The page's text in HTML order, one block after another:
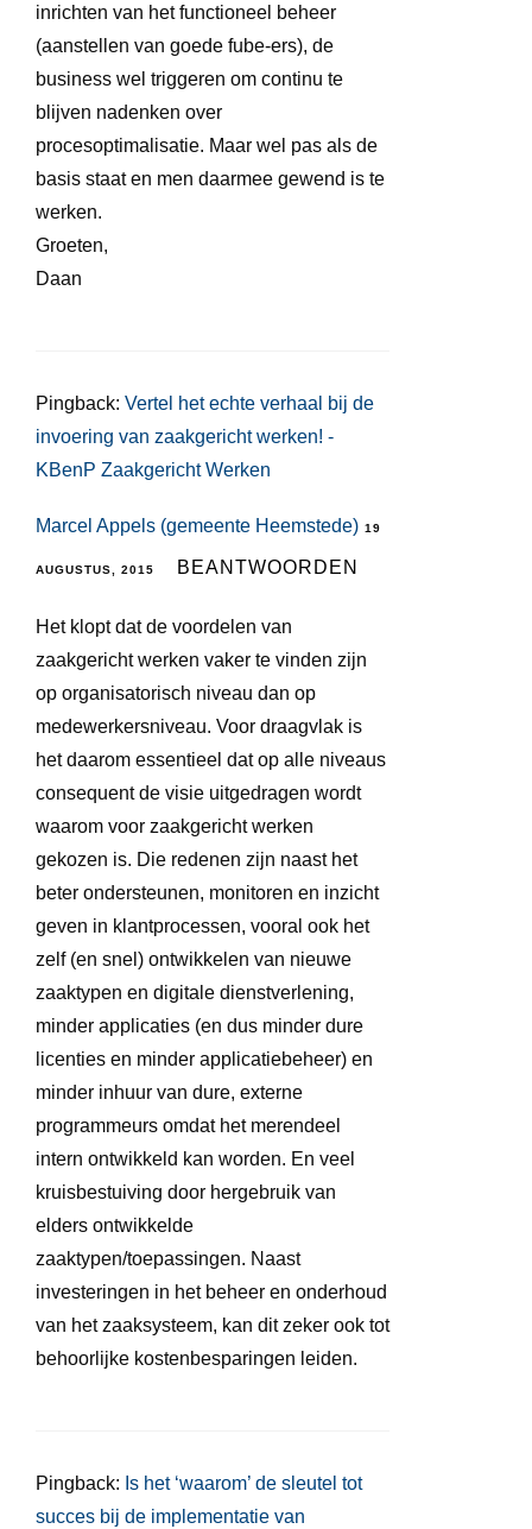
inrichten van het functioneel beheer
(aanstellen van goede fube-ers), de
business wel triggeren om continu te
blijven nadenken over
procesoptimalisatie. Maar wel pas als de
basis staat en men daarmee gewend is te
werken.
Groeten,
Daan
Pingback: Vertel het echte verhaal bij de
invoering van zaakgericht werken! -
KBenP Zaakgericht Werken
Marcel Appels (gemeente Heemstede) 19
AUGUSTUS, 2015 BEANTWOORDEN
Het klopt dat de voordelen van
zaakgericht werken vaker te vinden zijn
op organisatorisch niveau dan op
medewerkersniveau. Voor draagvlak is
het daarom essentieel dat op alle niveaus
consequent de visie uitgedragen wordt
waarom voor zaakgericht werken
gekozen is. Die redenen zijn naast het
beter ondersteunen, monitoren en inzicht
geven in klantprocessen, vooral ook het
zelf (en snel) ontwikkelen van nieuwe
zaaktypen en digitale dienstverlening,
minder applicaties (en dus minder dure
licenties en minder applicatiebeheer) en
minder inhuur van dure, externe
programmeurs omdat het merendeel
intern ontwikkeld kan worden. En veel
kruisbestuiving door hergebruik van
elders ontwikkelde
zaaktypen/toepassingen. Naast
investeringen in het beheer en onderhoud
van het zaaksysteem, kan dit zeker ook tot
behoorlijke kostenbesparingen leiden.
Pingback: Is het ‘waarom’ de sleutel tot
succes bij de implementatie van